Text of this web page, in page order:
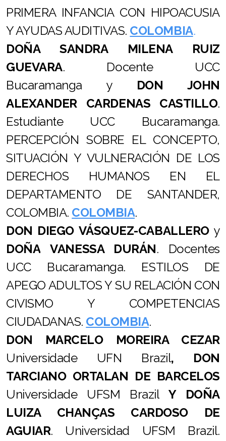
PRIMERA INFANCIA CON HIPOACUSIA
Y AYUDAS AUDITIVAS. COLOMBIA.
DOÑASANDRA MILENA RUIZ
GUEVARA. Docente UCC
Bucaramanga y DON JOHN
ALEXANDER CARDENAS CASTILLO.
Estudiante UCC Bucaramanga.
PERCEPCIÓN SOBRE EL CONCEPTO,
SITUACIÓN Y VULNERACIÓN DE LOS
DERECHOS HUMANOS EN EL
DEPARTAMENTO DE SANTANDER,
COLOMBIA. COLOMBIA.
DON DIEGO VÁSQUEZ-CABALLEROy
DOÑA
VANESSA DURÁN. Docentes
UCC Bucaramanga. ESTILOS DE
APEGO ADULTOS Y SU RELACIÓN CON
CIVISMO Y COMPETENCIAS
CIUDADANAS. COLOMBIA.
DON
MARCELO MOREIRA CEZAR
Universidade UFN Brazil,
DON
TARCIANO ORTALAN DE BARCELOS
Universidade UFSM Brazil Y DOÑA
LUIZA CHANÇAS CARDOSO DE
AGUIAR. Universidad UFSM Brazil.